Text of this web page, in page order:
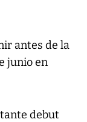
antes de la
junio en
debut